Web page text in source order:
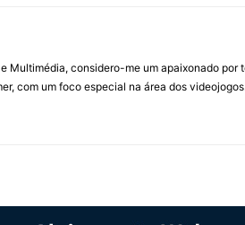
Multimédia, considero-me um apaixonado
com um foco especial na área dos